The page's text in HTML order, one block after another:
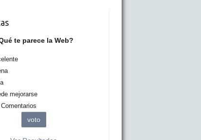
te parece la Web?
mejorarse